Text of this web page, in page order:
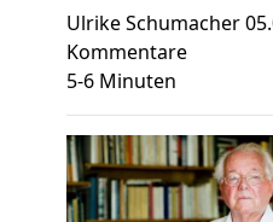
Ulrike Schumacher
Kommentare
5-6 Minuten